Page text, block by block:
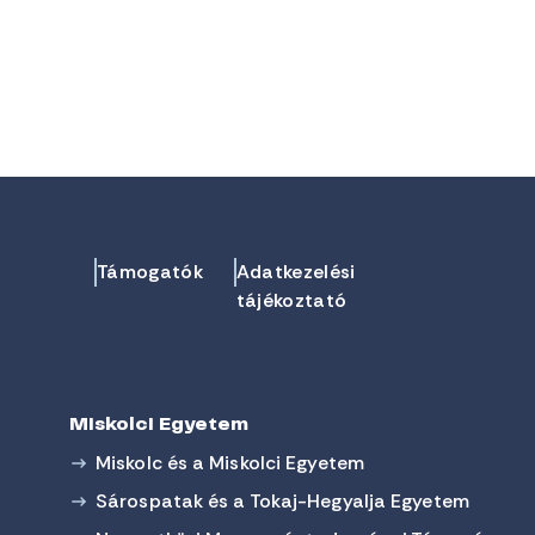
Támogatók
Adatkezelési
tájékoztató
Miskolci Egyetem
Miskolc és a Miskolci Egyetem
Sárospatak és a Tokaj-Hegyalja Egyetem